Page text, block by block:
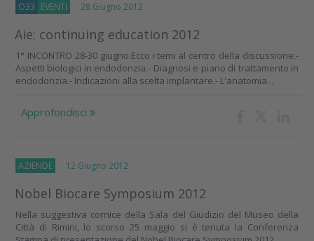
O33 EVENTI 28 Giugno 2012
Aie: continuing education 2012
1° INCONTRO 28-30 giugno.Ecco i temi al centro della discussione:-
Aspetti biologici in endodonzia.- Diagnosi e piano di trattamento in
endodonzia.- Indicazioni alla scelta implantare.- L'anatomia...
Approfondisci
AZIENDE 12 Giugno 2012
Nobel Biocare Symposium 2012
Nella suggestiva cornice della Sala del Giudizio del Museo della
Città di Rimini, lo scorso 25 maggio si è tenuta la Conferenza